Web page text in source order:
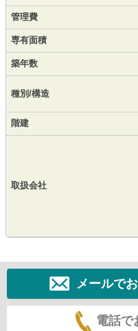
管理費
専有面積
築年数
種別/構造
階建
取扱会社
メールで
電話で